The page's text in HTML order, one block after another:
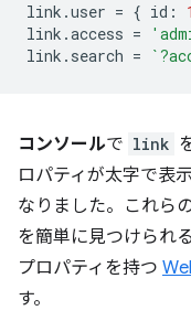
link .user = { id : 1
link .access =
link . search =
コンソールで link
ロパティが太字で表
なりました。これら
を簡単に見つけられ
プロパティを持つ
す。